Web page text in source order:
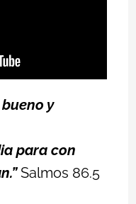
y
para con
Salmos 86.5